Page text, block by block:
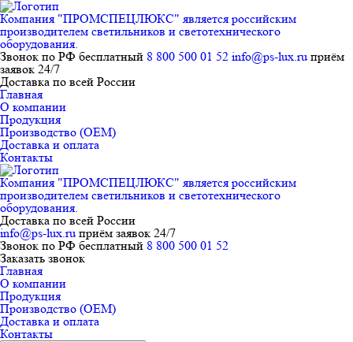
Компания "ПРОМСПЕЦЛЮКС" является российским
производителем светильников и светотехнического
оборудования.
Звонок по РФ бесплатный 8 800 500 01 52 info@ps-lux.ru приём
заявок 24/7
Доставка по всей России
Главная
О компании
Продукция
Производство (ОЕМ)
Доставка и оплата
Контакты
Компания "ПРОМСПЕЦЛЮКС" является российским
производителем светильников и светотехнического
оборудования.
Доставка по всей России
info@ps-lux.ru приём заявок 24/7
Звонок по РФ бесплатный 8 800 500 01 52
Заказать звонок
Главная
О компании
Продукция
Производство (ОЕМ)
Доставка и оплата
Контакты